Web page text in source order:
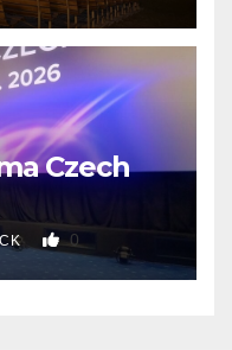
Czech
0